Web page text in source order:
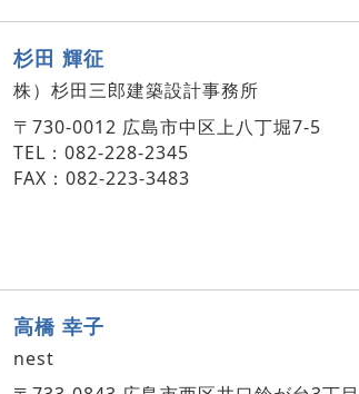
杉田 輝征
株）杉田三郎建築設計事務所
〒730-0012 広島市中区上八丁堀7-5
TEL：082-228-2345
FAX：082-223-3483
高橋 幸子
nest